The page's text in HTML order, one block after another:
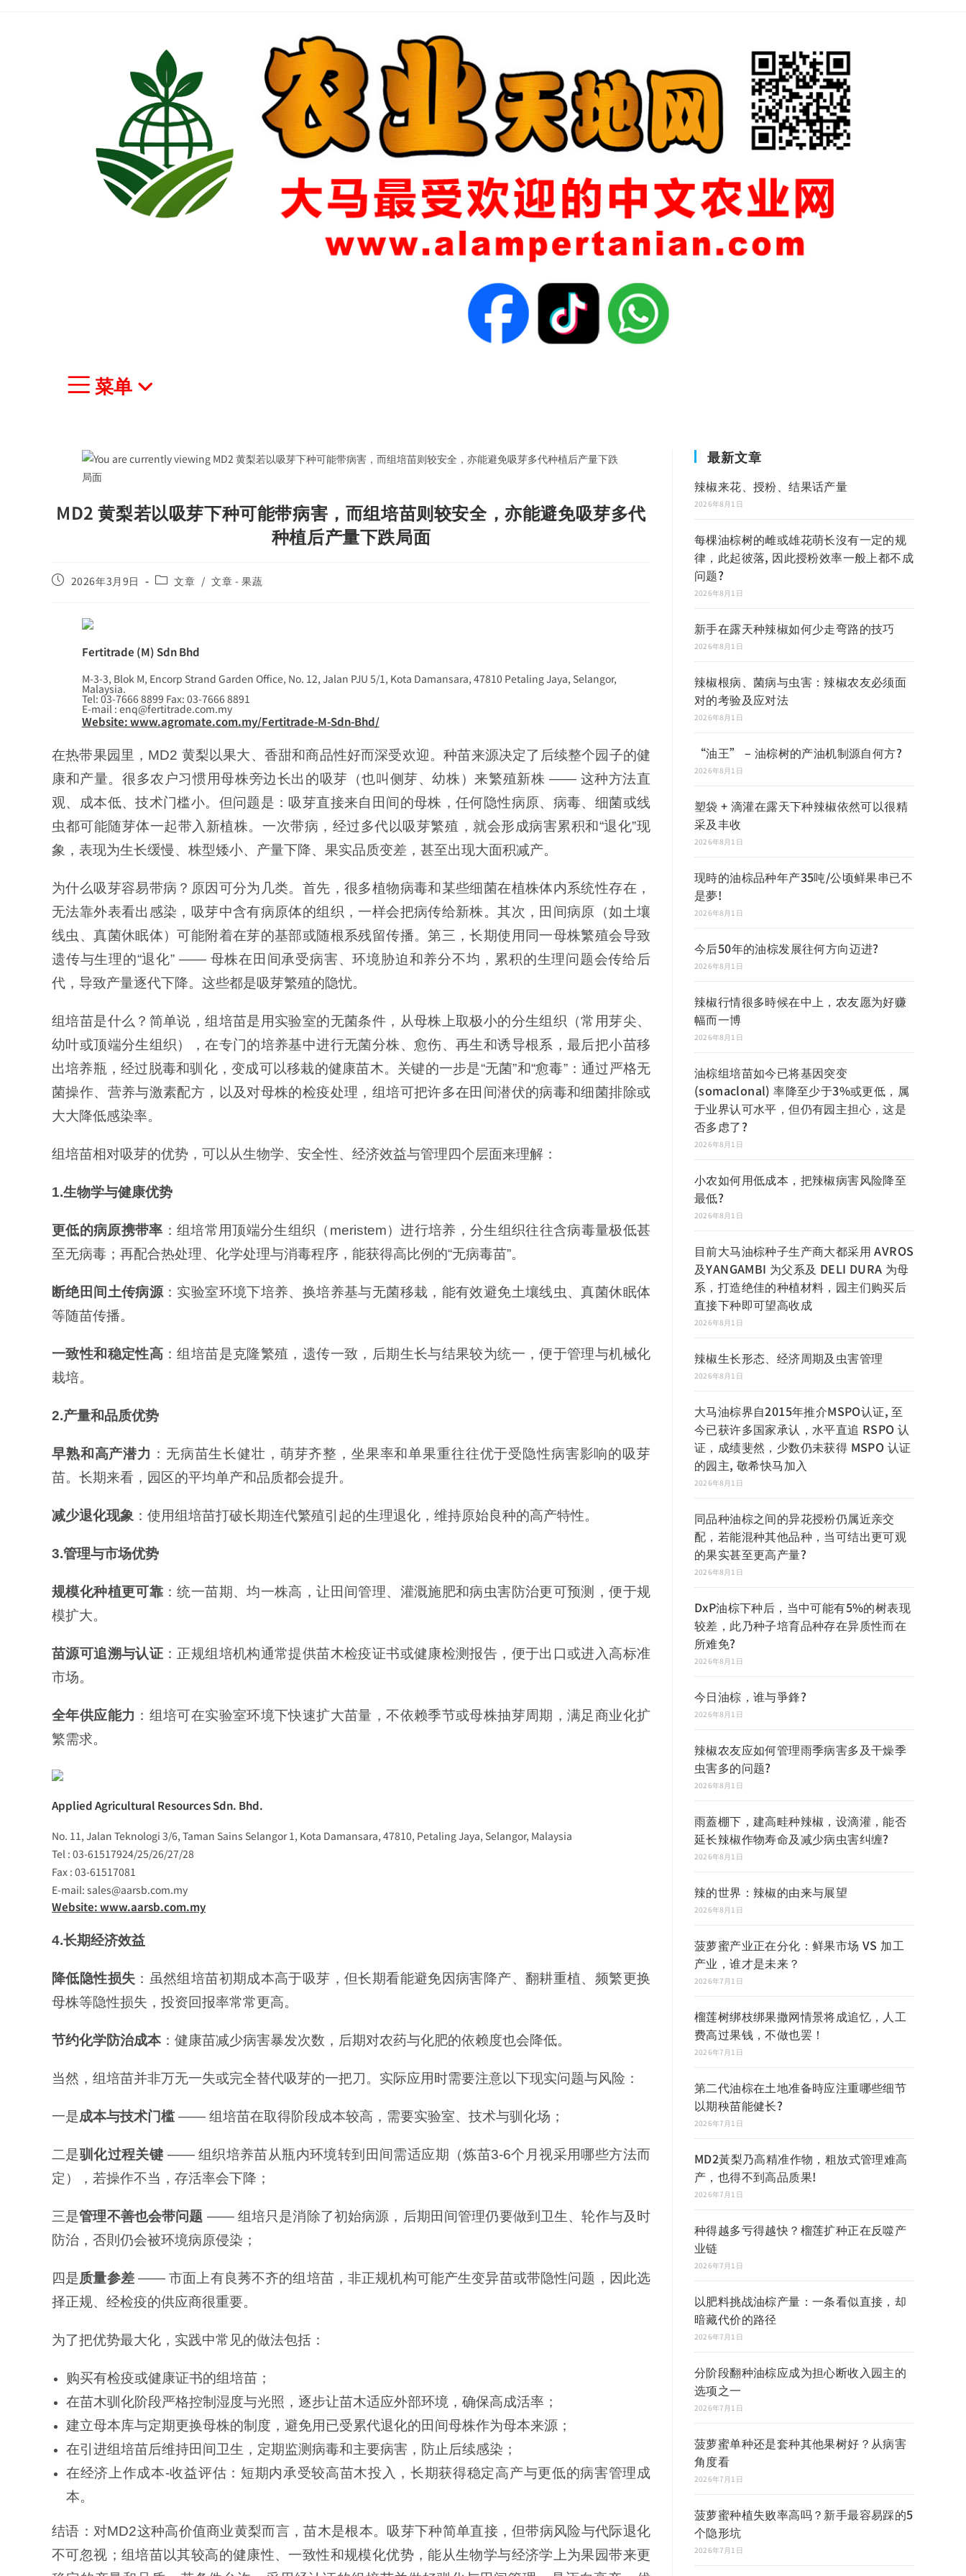
菜单
MD2 黄梨若以吸芽下种可能带病害，而组培苗则较安全，亦能避免吸芽多代
种植后产量下跌局面
2026年3月9日 文章 / 文章 - 果蔬
Fertitrade (M) Sdn Bhd
M-3-3, Blok M, Encorp Strand Garden Office, No. 12, Jalan PJU 5/1, Kota Damansara, 47810 Petaling Jaya, Selangor,
Malaysia.
Tel: 03-7666 8899 Fax: 03-7666 8891
E-mail : enq@fertitrade.com.my
Website: www.agromate.com.my/Fertitrade-M-Sdn-Bhd/
在热带果园里，MD2 黄梨以果大、香甜和商品性好而深受欢迎。种苗来源决定了后续整个园子的健
康和产量。很多农户习惯用母株旁边长出的吸芽（也叫侧芽、幼株）来繁殖新株 —— 这种方法直
观、成本低、技术门槛小。但问题是：吸芽直接来自田间的母株，任何隐性病原、病毒、细菌或线
虫都可能随芽体一起带入新植株。一次带病，经过多代以吸芽繁殖，就会形成病害累积和“退化”现
象，表现为生长缓慢、株型矮小、产量下降、果实品质变差，甚至出现大面积减产。
为什么吸芽容易带病？原因可分为几类。首先，很多植物病毒和某些细菌在植株体内系统性存在，
无法靠外表看出感染，吸芽中含有病原体的组织，一样会把病传给新株。其次，田间病原（如土壤
线虫、真菌休眠体）可能附着在芽的基部或随根系残留传播。第三，长期使用同一母株繁殖会导致
遗传与生理的“退化” —— 母株在田间承受病害、环境胁迫和养分不均，累积的生理问题会传给后
代，导致产量逐代下降。这些都是吸芽繁殖的隐忧。
组培苗是什么？简单说，组培苗是用实验室的无菌条件，从母株上取极小的分生组织（常用芽尖、
幼叶或顶端分生组织），在专门的培养基中进行无菌分株、愈伤、再生和诱导根系，最后把小苗移
出培养瓶，经过脱毒和驯化，变成可以移栽的健康苗木。关键的一步是“无菌”和“愈毒”：通过严格无
菌操作、营养与激素配方，以及对母株的检疫处理，组培可把许多在田间潜伏的病毒和细菌排除或
大大降低感染率。
组培苗相对吸芽的优势，可以从生物学、安全性、经济效益与管理四个层面来理解：
1.生物学与健康优势
更低的病原携带率 ：组培常用顶端分生组织（meristem）进行培养，分生组织往往含病毒量极低甚
至无病毒；再配合热处理、化学处理与消毒程序，能获得高比例的“无病毒苗”。
断绝田间土传病源：实验室环境下培养、换培养基与无菌移栽，能有效避免土壤线虫、真菌休眠体
等随苗传播。
一致性和稳定性高 ：组培苗是克隆繁殖，遗传一致，后期生长与结果较为统一，便于管理与机械化
栽培。
2.产量和品质优势
早熟和高产潜力 ：无病苗生长健壮，萌芽齐整，坐果率和单果重往往优于受隐性病害影响的吸芽
苗。长期来看，园区的平均单产和品质都会提升。
减少退化现象 ：使用组培苗打破长期连代繁殖引起的生理退化，维持原始良种的高产特性。
3.管理与市场优势
规模化种植更可靠 ：统一苗期、均一株高，让田间管理、灌溉施肥和病虫害防治更可预测，便于规
模扩大。
苗源可追溯与认证 ：正规组培机构通常提供苗木检疫证书或健康检测报告，便于出口或进入高标准
市场。
全年供应能力 ：组培可在实验室环境下快速扩大苗量，不依赖季节或母株抽芽周期，满足商业化扩
繁需求。
Applied Agricultural Resources Sdn. Bhd.
No. 11, Jalan Teknologi 3/6, Taman Sains Selangor 1, Kota Damansara, 47810, Petaling Jaya, Selangor, Malaysia
Tel : 03-61517924/25/26/27/28
Fax : 03-61517081
E-mail: sales@aarsb.com.my
Website: www.aarsb.com.my
4.长期经济效益
降低隐性损失 ：虽然组培苗初期成本高于吸芽，但长期看能避免因病害降产、翻耕重植、频繁更换
母株等隐性损失，投资回报率常常更高。
节约化学防治成本 ：健康苗减少病害暴发次数，后期对农药与化肥的依赖度也会降低。
当然，组培苗并非万无一失或完全替代吸芽的一把刀。实际应用时需要注意以下现实问题与风险：
一是成本与技术门槛 —— 组培苗在取得阶段成本较高，需要实验室、技术与驯化场；
二是驯化过程关键 —— 组织培养苗从瓶内环境转到田间需适应期（炼苗3-6个月视采用哪些方法而
定），若操作不当，存活率会下降；
三是管理不善也会带问题 —— 组培只是消除了初始病源，后期田间管理仍要做到卫生、轮作与及时
防治，否則仍会被环境病原侵染；
四是质量参差—— 市面上有良莠不齐的组培苗，非正规机构可能产生变异苗或带隐性问题，因此选
择正规、经检疫的供应商很重要。
为了把优势最大化，实践中常见的做法包括：
购买有检疫或健康证书的组培苗；
在苗木驯化阶段严格控制湿度与光照，逐步让苗木适应外部环境，确保高成活率；
建立母本库与定期更换母株的制度，避免用已受累代退化的田间母株作为母本来源；
在引进组培苗后维持田间卫生，定期监测病毒和主要病害，防止后续感染；
在经济上作成本-收益评估：短期内承受较高苗木投入，长期获得稳定高产与更低的病害管理成
本。
结语：对MD2这种高价值商业黄梨而言，苗木是根本。吸芽下种简单直接，但带病风险与代际退化
不可忽视；组培苗以其较高的健康性、一致性和规模化优势，能从生物学与经济学上为果园带来更
最新文章
辣椒来花、授粉、结果话产量
2026年8月1日
每棵油棕树的雌或雄花萌长沒有一定的规
律，此起彼落, 因此授粉效率一般上都不成
问题?
2026年8月1日
新手在露天种辣椒如何少走弯路的技巧
2026年8月1日
辣椒根病、菌病与虫害：辣椒农友必须面
对的考验及应对法
2026年8月1日
“油王” – 油棕树的产油机制源自何方?
2026年8月1日
塑袋 + 滴灌在露天下种辣椒依然可以很精
采及丰收
2026年8月1日
现時的油棕品种年产35吨/公顷鲜果串已不
是夢!
2026年8月1日
今后50年的油棕发展往何方向迈进?
2026年8月1日
辣椒行情很多時候在中上，农友愿为好赚
幅而一博
2026年8月1日
油棕组培苗如今已将基因突变
(somaclonal) 率降至少于3%或更低，属
于业界认可水平，但仍有园主担心，这是
否多虑了?
2026年8月1日
小农如何用低成本，把辣椒病害风险降至
最低?
2026年8月1日
目前大马油棕种子生产商大都采用 AVROS
及YANGAMBI 为父系及 DELI DURA 为母
系，打造绝佳的种植材料，园主们购买后
直接下种即可望高收成
2026年8月1日
辣椒生长形态、经济周期及虫害管理
2026年8月1日
大马油棕界自2015年推介MSPO认证, 至
今已获许多国家承认，水平直追 RSPO 认
证，成绩斐然，少数仍未获得 MSPO 认证
的园主, 敬希快马加入
2026年8月1日
同品种油棕之间的异花授粉仍属近亲交
配，若能混种其他品种，当可结出更可观
的果实甚至更高产量?
2026年8月1日
DxP油棕下种后，当中可能有5%的树表现
较差，此乃种子培育品种存在异质性而在
所难免?
2026年8月1日
今日油棕，谁与爭鋒?
2026年8月1日
辣椒农友应如何管理雨季病害多及干燥季
虫害多的问题?
2026年8月1日
雨蓋棚下，建高畦种辣椒，设滴灌，能否
延长辣椒作物寿命及减少病虫害纠缠?
2026年8月1日
辣的世界：辣椒的由来与展望
2026年8月1日
菠萝蜜产业正在分化：鲜果市场 VS 加工
产业，谁才是未来？
2026年7月1日
榴莲树绑枝绑果撒网情景将成追忆，人工
费高过果钱，不做也罢！
2026年7月1日
第二代油棕在土地准备時应注重哪些细节
以期秧苗能健长?
2026年7月1日
MD2黃梨乃高精准作物，粗放式管理难高
产，也得不到高品质果!
2026年7月1日
种得越多亏得越快？榴莲扩种正在反噬产
业链
2026年7月1日
以肥料挑战油棕产量：一条看似直接，却
暗藏代价的路径
2026年7月1日
分阶段翻种油棕应成为担心断收入园主的
选项之一
2026年7月1日
菠萝蜜单种还是套种其他果树好？从病害
角度看
2026年7月1日
菠萝蜜种植失败率高吗？新手最容易踩的5
个隐形坑
2026年7月1日